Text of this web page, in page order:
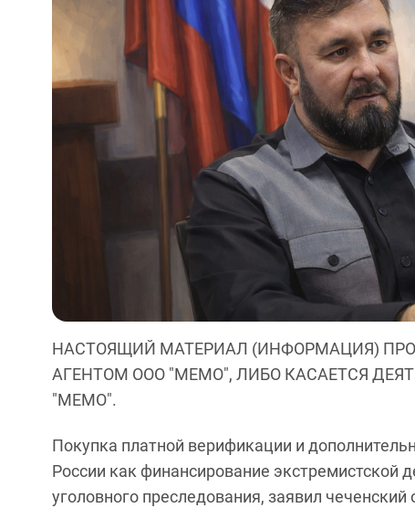
НАСТОЯЩИЙ МАТЕРИАЛ (ИНФОРМАЦИЯ)
АГЕНТОМ ООО "МЕМО", ЛИБО КАСАЕТСЯ
"МЕМО".
Покупка платной верификации и
России как финансирование экстремистской
уголовного преследования, заявил